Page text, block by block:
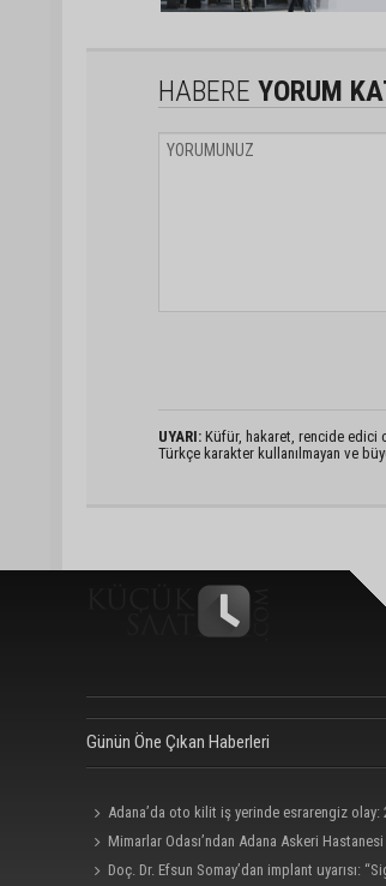
HABERE YORUM
UYARI: Küfür, hakaret, rencide edici
Türkçe karakter kullanılmayan ve
Günün Öne Çıkan Haberleri
Adana’da oto kilit iş yerinde esrarengiz olay:
Mimarlar Odası’ndan Adana Askeri
“Satılmamalı, amaç dışı kullanılmamalı”
Doç. Dr. Efsun Somay’dan implant uyarısı: